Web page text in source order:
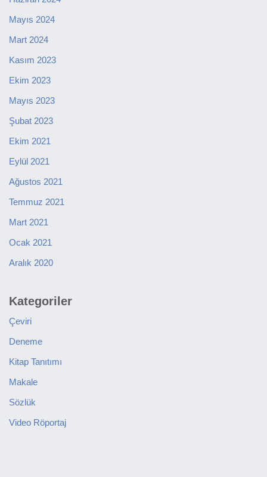
Mayıs 2024
Mart 2024
Kasım 2023
Ekim 2023
Mayıs 2023
Şubat 2023
Ekim 2021
Eylül 2021
Ağustos 2021
Temmuz 2021
Mart 2021
Ocak 2021
Aralık 2020
Kategoriler
Çeviri
Deneme
Kitap Tanıtımı
Makale
Sözlük
Video Röportaj